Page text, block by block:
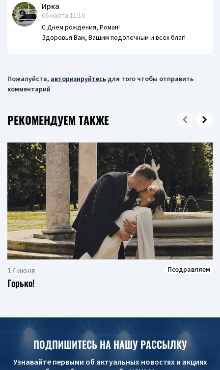
Ирка
06 марта 11:10
С Днем рождения, Роман!
Здоровья Вам, Вашим подопечным и всех благ!
Пожалуйста, авторизируйтесь для того чтобы отправить
комментарий
РЕКОМЕНДУЕМ ТАКЖЕ
17 июня Поздравляем
Горько!
ПОДПИШИТЕСЬ НА НАШУ РАССЫЛКУ
Узнавайте первыми об актуальных новостях и акциях